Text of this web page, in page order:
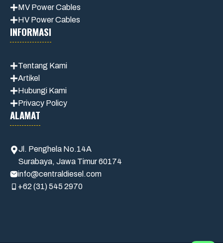
MV Power Cables
HV Power Cables
INFORMASI
Tentang Kami
Artikel
Hubungi Kami
Privacy Policy
ALAMAT
Jl. Penghela No.14A
Surabaya, Jawa Timur 60174
info@centraldiesel.com
+62 (31) 545 2970